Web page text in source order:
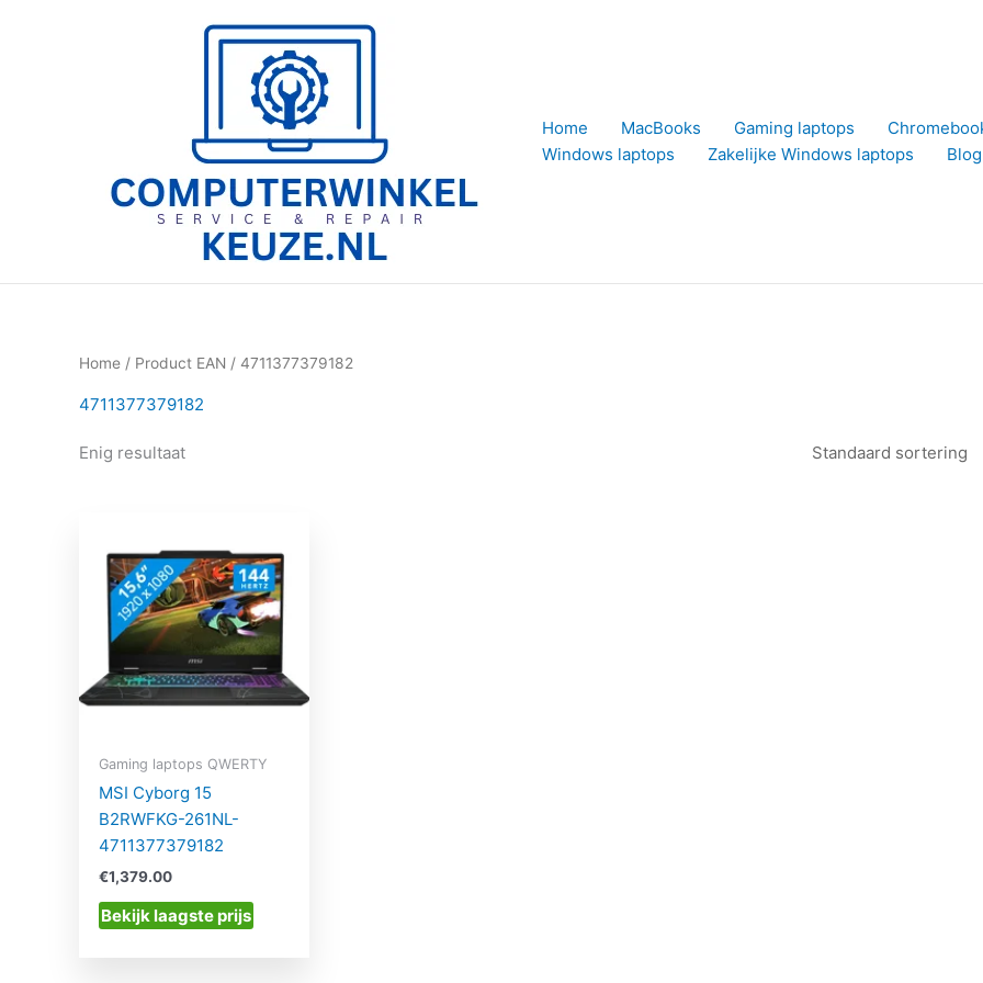
Home
MacBooks Gaming laptops
Windows laptops
Zakelijke Windows laptops Blog
Home / Product EAN / 4711377379182
4711377379182
Enig resultaat
Gaming laptops QWERTY
MSI Cyborg 15
B2RWFKG-261NL-
4711377379182
€1,379.00
Bekijk laagste prijs